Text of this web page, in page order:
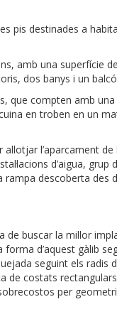
pis destinades a
amb una superfície
dos banys i un
que compten amb
en troben en un
l’aparcament
d’aigua,
rampa descoberta des
buscar la millor
d’aquest gàlib
seguint els radis
de costats
per